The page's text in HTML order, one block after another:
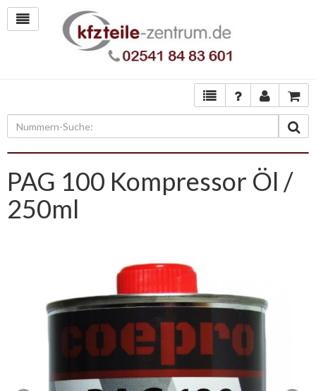
PAG 100 Kompressor Öl /
250ml